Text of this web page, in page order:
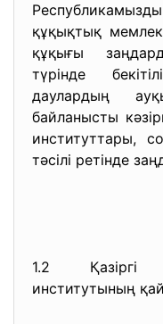
құқықтық
құқығы
түрінде
даулардың
байланысты
институттары,
тәсілі ретінде
1.2 Қазіргі
институтының